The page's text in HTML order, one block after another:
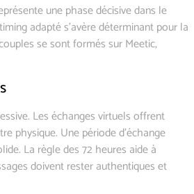
une phase décisive dans le
adapté s’avère déterminant pour la
se sont formés sur Meetic,
Les échanges virtuels offrent
physique. Une période d’échange
La règle des 72 heures aide à
doivent rester authentiques et